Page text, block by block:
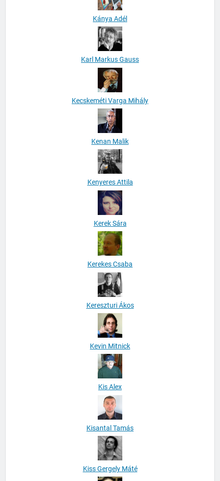
Kánya Adél
Karl Markus Gauss
Kecskeméti Varga Mihály
Kenan Malik
Kenyeres Attila
Kerek Sára
Kerekes Csaba
Kereszturi Ákos
Kevin Mitnick
Kis Alex
Kisantal Tamás
Kiss Gergely Máté